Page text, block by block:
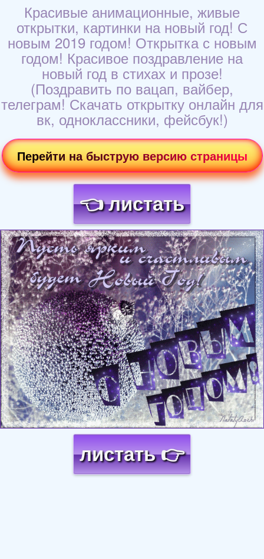
Красивые анимационные, живые
открытки, картинки на новый год! С
новым 2019 годом! Открытка с новым
годом! Красивое поздравление на
новый год в стихах и прозе!
(Поздравить по вацап, вайбер,
телеграм! Скачать открытку онлайн для
вк, одноклассники, фейсбук!)
Перейти на быструю версию страницы
👈 листать
Загрузка картинки...
листать 👉